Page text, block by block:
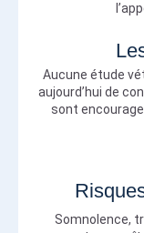
Aucune étude
aujourd’hui de
sont
Somnolence,